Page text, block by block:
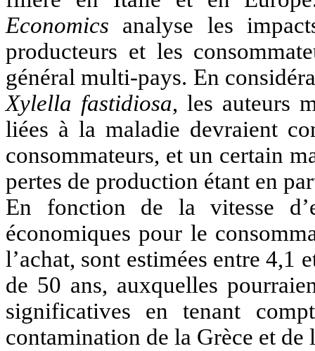
Economics analyse les
producteurs et les
général multi-pays. En
Xylella fastidiosa, les auteurs
liées à la maladie devraient
consommateurs, et un certain
pertes de production étant en
En fonction de la vitesse
économiques pour le
l’achat, sont estimées entre 4,1
de 50 ans, auxquelles
significatives en tenant
contamination de la Grèce et de